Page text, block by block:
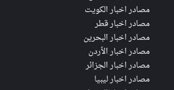
مصادر اخبار الكويت
مصادر اخبار قطر
مصادر اخبار البحرين
مصادر اخبار الأردن
مصادر اخبار الجزائر
مصادر اخبار ليبيا